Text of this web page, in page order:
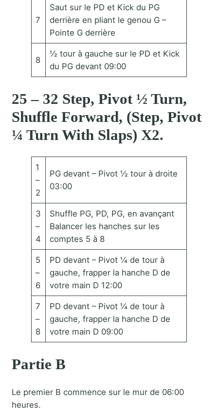
7
Saut sur le PD et Kick du PG
derrière en pliant le genou G –
Pointe G derrière
8
½ tour à gauche sur le PD et Kick
du PG devant 09:00
25 – 32 Step, Pivot ½ Turn,
Shuffle Forward, (Step, Pivot
¼ Turn With Slaps) X2.
1
–
2
PG devant – Pivot ½ tour à droite
03:00
3
–
4
Shuffle PG, PD, PG, en avançant
Balancer les hanches sur les
comptes 5 à 8
5
–
6
PD devant – Pivot ¼ de tour à
gauche, frapper la hanche D de
votre main D 12:00
7
–
8
PD devant – Pivot ¼ de tour à
gauche, frapper la hanche D de
votre main D 09:00
Partie B
Le premier B commence sur le mur de 06:00
heures.